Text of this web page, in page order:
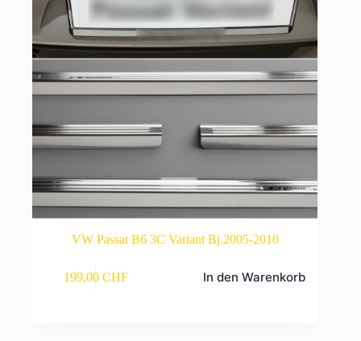
VW Passat B6 3C Variant Bj.2005-2010
199,00 CHF In den Warenkorb